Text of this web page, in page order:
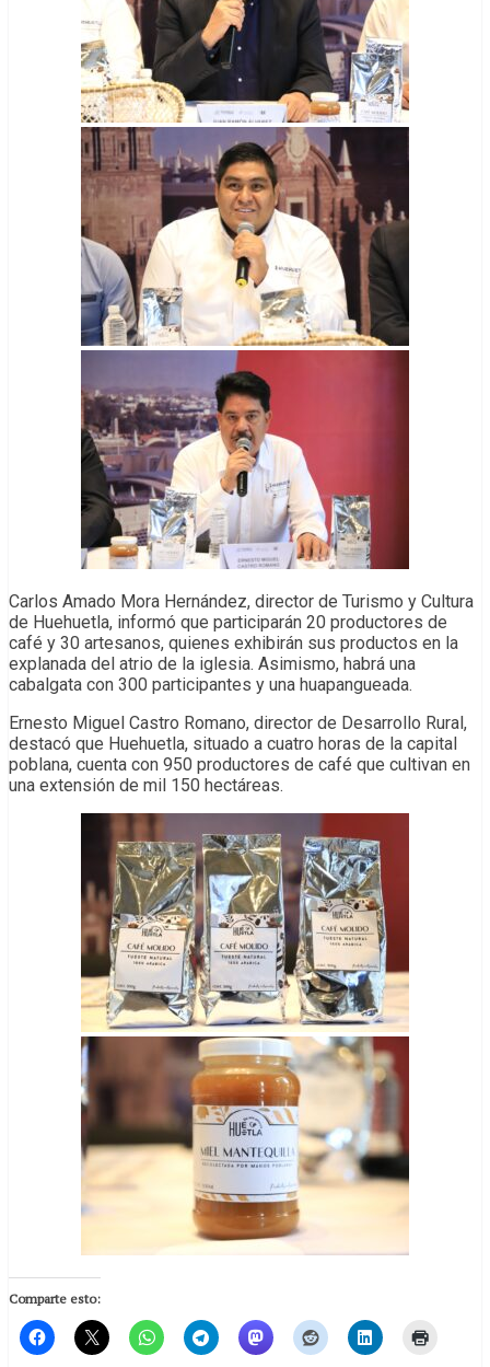
Carlos Amado Mora Hernández, director de Turismo y Cultura
de Huehuetla, informó que participarán 20 productores de
café y 30 artesanos, quienes exhibirán sus productos en la
explanada del atrio de la iglesia. Asimismo, habrá una
cabalgata con 300 participantes y una huapangueada.
Ernesto Miguel Castro Romano, director de Desarrollo Rural,
destacó que Huehuetla, situado a cuatro horas de la capital
poblana, cuenta con 950 productores de café que cultivan en
una extensión de mil 150 hectáreas.
Comparte esto: